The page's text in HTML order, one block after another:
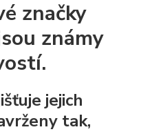
značky
známy
jejich
tak,